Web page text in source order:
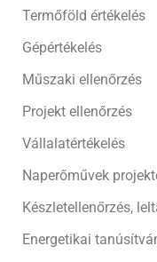
Termőföld értékelés
Gépértékelés
Műszaki ellenőrzés
Projekt ellenőrzés
Vállalatértékelés
Naperőművek
Készletellenőrzés,
Energetikai